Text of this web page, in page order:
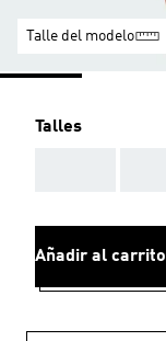
Talle del modelo
Talles
Añadir al carrito